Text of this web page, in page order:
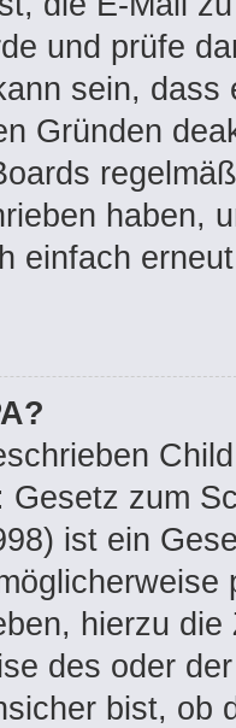
und prüfe
sein, dass
Gründen
haben,
einfach
Gesetz zum
ist ein
hierzu
des oder
bist, ob